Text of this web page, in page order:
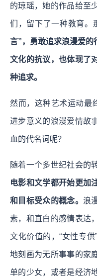
的琼瑶，她的作品给⾄
们，留下了一种教育。
⾔”，勇敢追求浪漫爱
文化的抗议，也体现了
种追求。
然而，这种艺术运动最
进步意义的浪漫爱情故
血的代名词呢？
随着一个多世纪社会的
电影和文学都开始更加
和目标受众的概念。 浪
素，和直白的感情表达
文化价值的，“女性专
地刻画为无所事事的家
单的少女，或者是经济